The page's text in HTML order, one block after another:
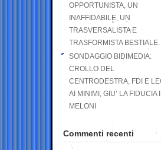
OPPORTUNISTA, UN
INAFFIDABILE, UN
TRASVERSALISTA E
TRASFORMISTA BESTIALE.
SONDAGGIO BIDIMEDIA:
CROLLO DEL
CENTRODESTRA, FDI E
AI MINIMI, GIU’ LA FIDUCIA
MELONI
Commenti recenti